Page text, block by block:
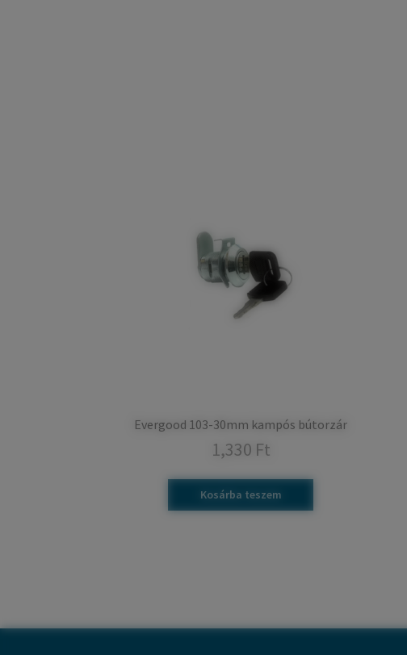
Evergood 103-30mm kampós bútorzár
1,330 Ft
Kosárba teszem